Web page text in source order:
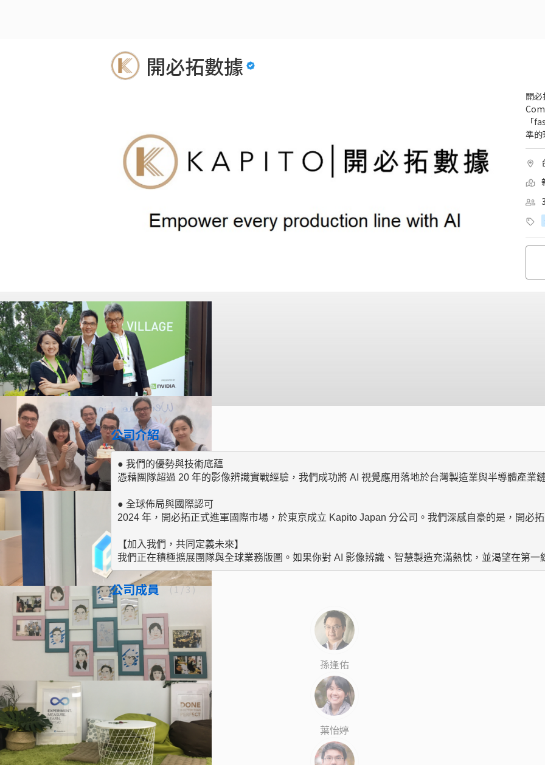
開必拓數據
開
「
準的
公司介紹
● 我們的優勢與技術底蘊
憑藉團隊超過 20 年的影像辨識實戰經驗，我們成功將 AI 視覺應用落地於台灣製造業與半導體產
● 全球佈局與國際認可
2024 年，開必拓正式進軍國際市場，於東京成立 Kapito Japan 分公司。我們深感自豪的是，開
【加入我們，共同定義未來】
我們正在積極擴展團隊與全球業務版圖。如果你對 AI 影像辨識、智慧製造充滿熱忱，並渴望在第
公司成員 (1/ 3 )
孫逢佑
葉怡婷